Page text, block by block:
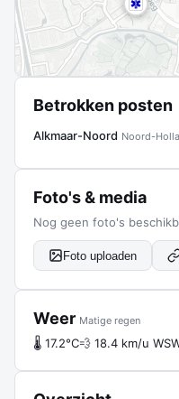
Betrokken posten
Alkmaar-Noord Noord-
Foto's & media
Nog geen foto's
Foto uploaden
Weer Matige regen
🌡 17.2°C💨 18.4 km/u